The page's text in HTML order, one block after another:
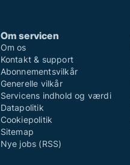
Om servicen
Om os
Kontakt & support
Abonnementsvilkår
Generelle vilkår
Servicens indhold og værdi
Datapolitik
Cookiepolitik
Sitemap
Nye jobs (RSS)